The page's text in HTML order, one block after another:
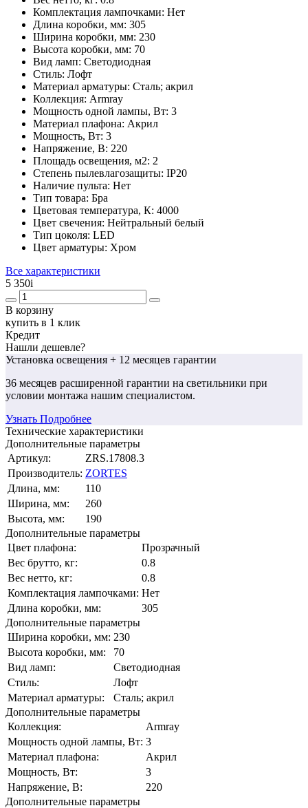
Комплектация лампочками: Нет
Длина коробки, мм: 305
Ширина коробки, мм: 230
Высота коробки, мм: 70
Вид ламп: Светодиодная
Стиль: Лофт
Материал арматуры: Сталь; акрил
Коллекция: Armray
Мощность одной лампы, Вт: 3
Материал плафона: Акрил
Мощность, Вт: 3
Напряжение, В: 220
Площадь освещения, м2: 2
Степень пылевлагозащиты: IP20
Наличие пульта: Нет
Тип товара: Бра
Цветовая температура, К: 4000
Цвет свечения: Нейтральный белый
Тип цоколя: LED
Цвет арматуры: Хром
Все характеристики
5 350i
В корзину
купить в 1 клик
Кредит
Нашли дешевле?
Установка освещения + 12 месяцев гарантии
36 месяцев расширенной гарантии на светильники при
условии монтажа нашим специалистом.
Узнать Подробнее
Технические характеристики
Дополнительные параметры
Артикул:
ZRS.17808.3
Производитель: ZORTES
Длина, мм:
110
Ширина, мм:
260
Высота, мм:
190
Дополнительные параметры
Цвет плафона:
Прозрачный
Вес брутто, кг:
0.8
Вес нетто, кг:
0.8
Комплектация лампочками: Нет
Длина коробки, мм:
305
Дополнительные параметры
Ширина коробки, мм: 230
Высота коробки, мм:
70
Вид ламп:
Светодиодная
Стиль:
Лофт
Материал арматуры:
Сталь; акрил
Дополнительные параметры
Коллекция:
Armray
Мощность одной лампы, Вт: 3
Материал плафона:
Акрил
Мощность, Вт:
3
Напряжение, В:
220
Дополнительные параметры